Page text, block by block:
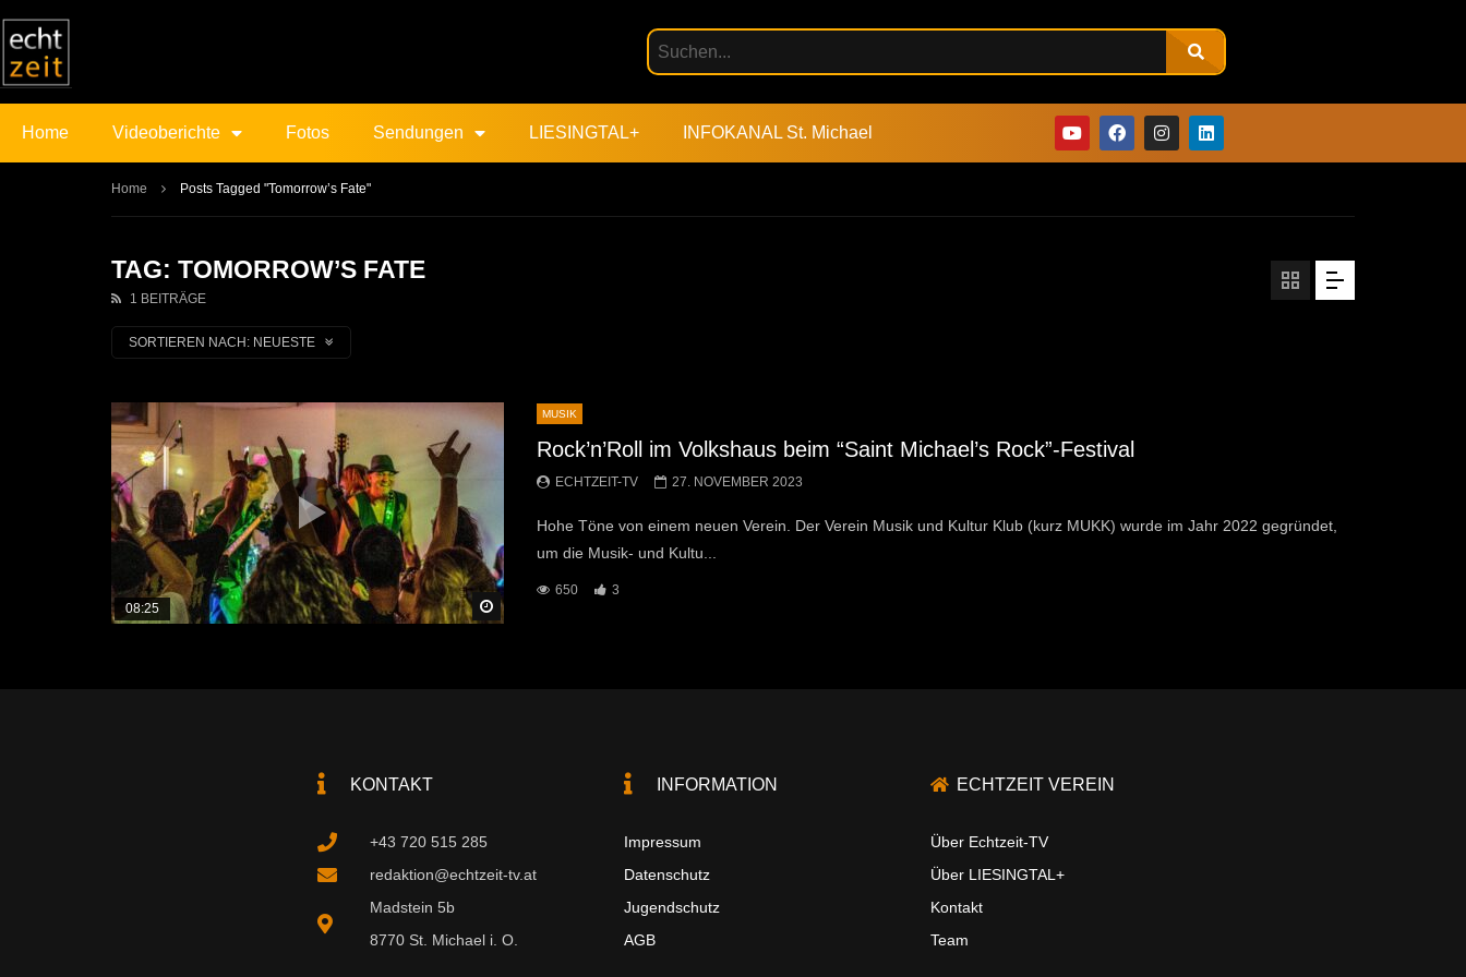
Home Videoberichte Fotos Sendungen LIESINGTAL+ INFOKANAL St. Michael
Home Posts Tagged "Tomorrow’s Fate"
TAG: TOMORROW’S FATE
1 BEITRÄGE
SORTIEREN NACH: NEUESTE
Später Ansehen
08:25
MUSIK
Rock’n’Roll im Volkshaus beim “Saint Michael’s Rock”-Festival
ECHTZEIT-TV 27. NOVEMBER 2023
Hohe Töne von einem neuen Verein. Der Verein Musik und Kultur Klub (kurz MUKK) wurde im Jahr 2022 gegründet,
um die Musik- und Kultu...
650 3
KONTAKT
+43 720 515 285
redaktion@echtzeit-tv.at
Madstein 5b
8770 St. Michael i. O.
INFORMATION
Impressum
Datenschutz
Jugendschutz
AGB
ECHTZEIT VEREIN
Über Echtzeit-TV
Über LIESINGTAL+
Kontakt
Team